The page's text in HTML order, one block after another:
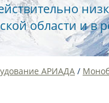
области и в
АРИАДА /